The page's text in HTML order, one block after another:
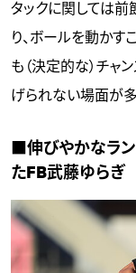
タックに関しては
り、ボールを動かす
も（決定的な）チャ
げられない場面が多
■伸びやかなラ
たFB武藤ゆらぎ